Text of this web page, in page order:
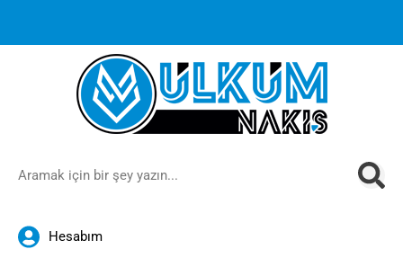
1000 TL ve üzeri siparişlerinizde ücretsiz kargoya ek
İndirimanında sepette!
Hesabım